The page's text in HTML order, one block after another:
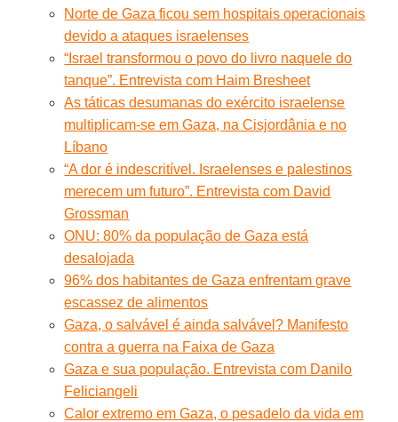
Norte de Gaza ficou sem hospitais operacionais
devido a ataques israelenses
“Israel transformou o povo do livro naquele do
tanque”. Entrevista com Haim Bresheet
As táticas desumanas do exército israelense
multiplicam-se em Gaza, na Cisjordânia e no
Líbano
“A dor é indescritível. Israelenses e palestinos
merecem um futuro”. Entrevista com David
Grossman
ONU: 80% da população de Gaza está
desalojada
96% dos habitantes de Gaza enfrentam grave
escassez de alimentos
Gaza, o salvável é ainda salvável? Manifesto
contra a guerra na Faixa de Gaza
Gaza e sua população. Entrevista com Danilo
Feliciangeli
Calor extremo em Gaza, o pesadelo da vida em